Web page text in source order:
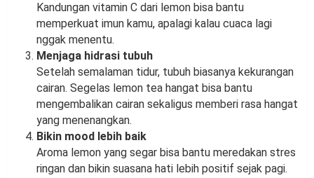
Kandungan vitamin C dari lemon bisa bantu
memperkuat imun kamu, apalagi kalau cuaca lagi
nggak menentu.
Menjaga hidrasi tubuh
Setelah semalaman tidur, tubuh biasanya kekurangan
cairan. Segelas lemon tea hangat bisa bantu
mengembalikan cairan sekaligus memberi rasa hangat
yang menenangkan.
Bikin mood lebih baik
Aroma lemon yang segar bisa bantu meredakan stres
ringan dan bikin suasana hati lebih positif sejak pagi.